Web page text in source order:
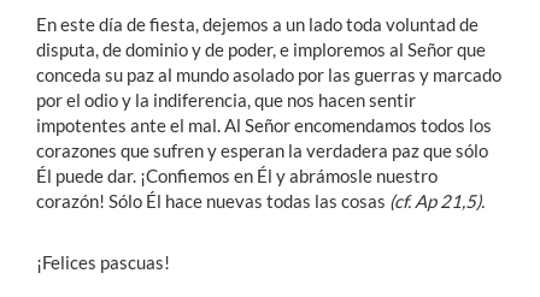
En este día de fiesta, dejemos a un lado toda voluntad de
disputa, de dominio y de poder, e imploremos al Señor que
conceda su paz al mundo asolado por las guerras y marcado
por el odio y la indiferencia, que nos hacen sentir
impotentes ante el mal. Al Señor encomendamos todos los
corazones que sufren y esperan la verdadera paz que sólo
Él puede dar. ¡Confiemos en Él y abrámosle nuestro
corazón! Sólo Él hace nuevas todas las cosas (cf. Ap 21,5).
¡Felices pascuas!